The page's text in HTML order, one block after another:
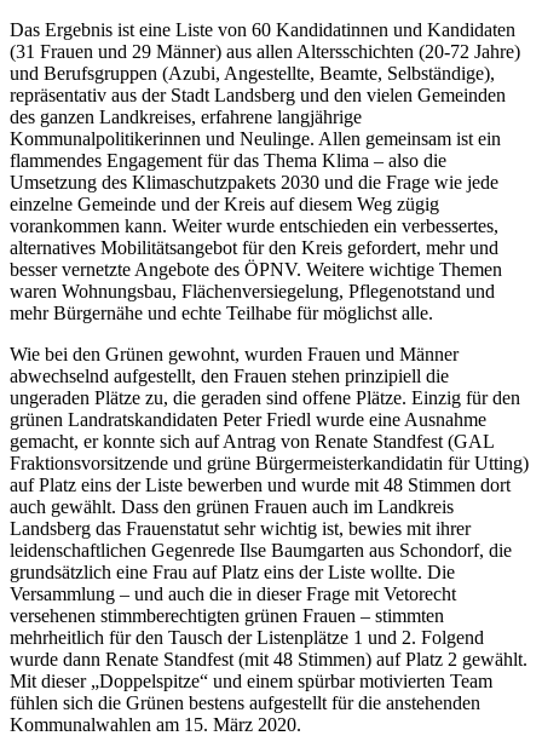
Das Ergebnis ist eine Liste von 60 Kandidatinnen und Kandidaten
(31 Frauen und 29 Männer) aus allen Altersschichten (20-72 Jahre)
und Berufsgruppen (Azubi, Angestellte, Beamte, Selbständige),
repräsentativ aus der Stadt Landsberg und den vielen Gemeinden
des ganzen Landkreises, erfahrene langjährige
Kommunalpolitikerinnen und Neulinge. Allen gemeinsam ist ein
flammendes Engagement für das Thema Klima – also die
Umsetzung des Klimaschutzpakets 2030 und die Frage wie jede
einzelne Gemeinde und der Kreis auf diesem Weg zügig
vorankommen kann. Weiter wurde entschieden ein verbessertes,
alternatives Mobilitätsangebot für den Kreis gefordert, mehr und
besser vernetzte Angebote des ÖPNV. Weitere wichtige Themen
waren Wohnungsbau, Flächenversiegelung, Pflegenotstand und
mehr Bürgernähe und echte Teilhabe für möglichst alle.
Wie bei den Grünen gewohnt, wurden Frauen und Männer
abwechselnd aufgestellt, den Frauen stehen prinzipiell die
ungeraden Plätze zu, die geraden sind offene Plätze. Einzig für den
grünen Landratskandidaten Peter Friedl wurde eine Ausnahme
gemacht, er konnte sich auf Antrag von Renate Standfest (GAL
Fraktionsvorsitzende und grüne Bürgermeisterkandidatin für Utting)
auf Platz eins der Liste bewerben und wurde mit 48 Stimmen dort
auch gewählt. Dass den grünen Frauen auch im Landkreis
Landsberg das Frauenstatut sehr wichtig ist, bewies mit ihrer
leidenschaftlichen Gegenrede Ilse Baumgarten aus Schondorf, die
grundsätzlich eine Frau auf Platz eins der Liste wollte. Die
Versammlung – und auch die in dieser Frage mit Vetorecht
versehenen stimmberechtigten grünen Frauen – stimmten
mehrheitlich für den Tausch der Listenplätze 1 und 2. Folgend
wurde dann Renate Standfest (mit 48 Stimmen) auf Platz 2 gewählt.
Mit dieser „Doppelspitze“ und einem spürbar motivierten Team
fühlen sich die Grünen bestens aufgestellt für die anstehenden
Kommunalwahlen am 15. März 2020.